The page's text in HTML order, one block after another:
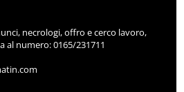
necrologi, offro e cerco lavoro,
al numero: 0165/231711